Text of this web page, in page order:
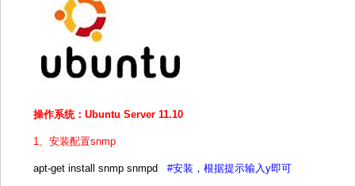
操作系统：Ubuntu Server 11.10
1、安装配置snmp
apt-get install snmp snmpd #安装，根据提示输入y即可